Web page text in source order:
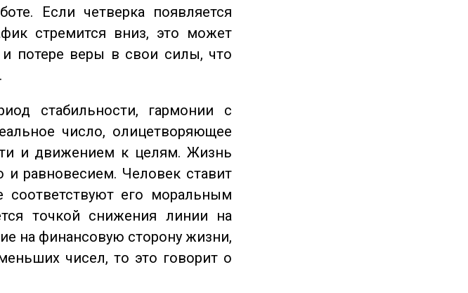
Если четверка появляется
стремится вниз, это может
и потере веры в свои силы, что
стабильности, гармонии с
число, олицетворяющее
и движением к целям. Жизнь
и равновесием. Человек ставит
соответствуют его моральным
точкой снижения линии на
на финансовую сторону жизни,
чисел, то это говорит о